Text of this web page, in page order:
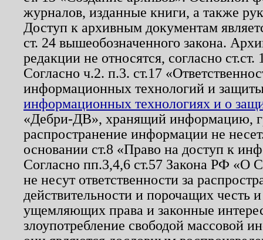
журналов, изданные книги, а также
Доступ к архивным документам
ст. 24 вышеобозначенного закона.
редакции не относятся, согласно
Согласно ч.2. п.3. ст.17
информационных технологий и
информационных технологиях и о
«Дебри-ДВ», хранящий информацию,
распространение информации не
основании ст.8 «Право на доступ к
Согласно пп.3,4,6 ст.57 Закона РФ «О
не несут ответственности за
действительности и порочащих честь
ущемляющих права и законные
злоупотребление свободой массовой